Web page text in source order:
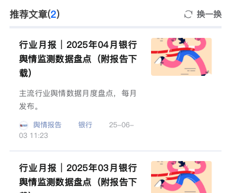
推荐文章(2) 换一换
行业月报｜2025年04月银行
舆情监测数据盘点（附报告下
载）
主流行业舆情数据月度盘点，每月
发布。
舆情报告 银行
25-06-
03 11:23
行业月报｜2025年03月银行
舆情监测数据盘点（附报告下